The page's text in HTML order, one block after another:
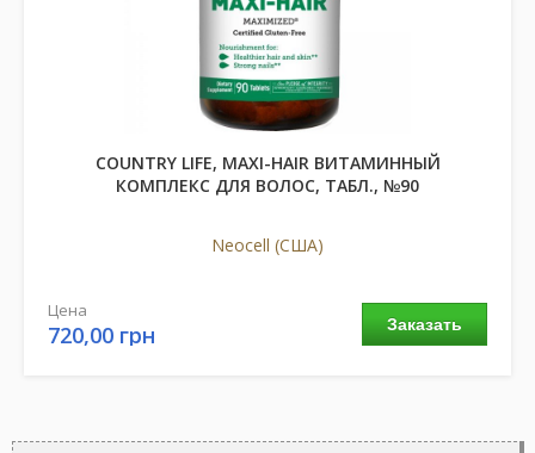
COUNTRY LIFE, MAXI-HAIR ВИТАМИННЫЙ
КОМПЛЕКС ДЛЯ ВОЛОС, ТАБЛ., №90
Neocell (США)
Заказать
Цена
720,00 грн